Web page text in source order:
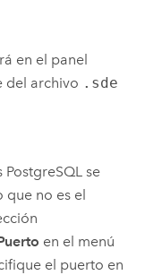
en el panel
del archivo .sde
PostgreSQLse
no es el
en el menú
el puerto en